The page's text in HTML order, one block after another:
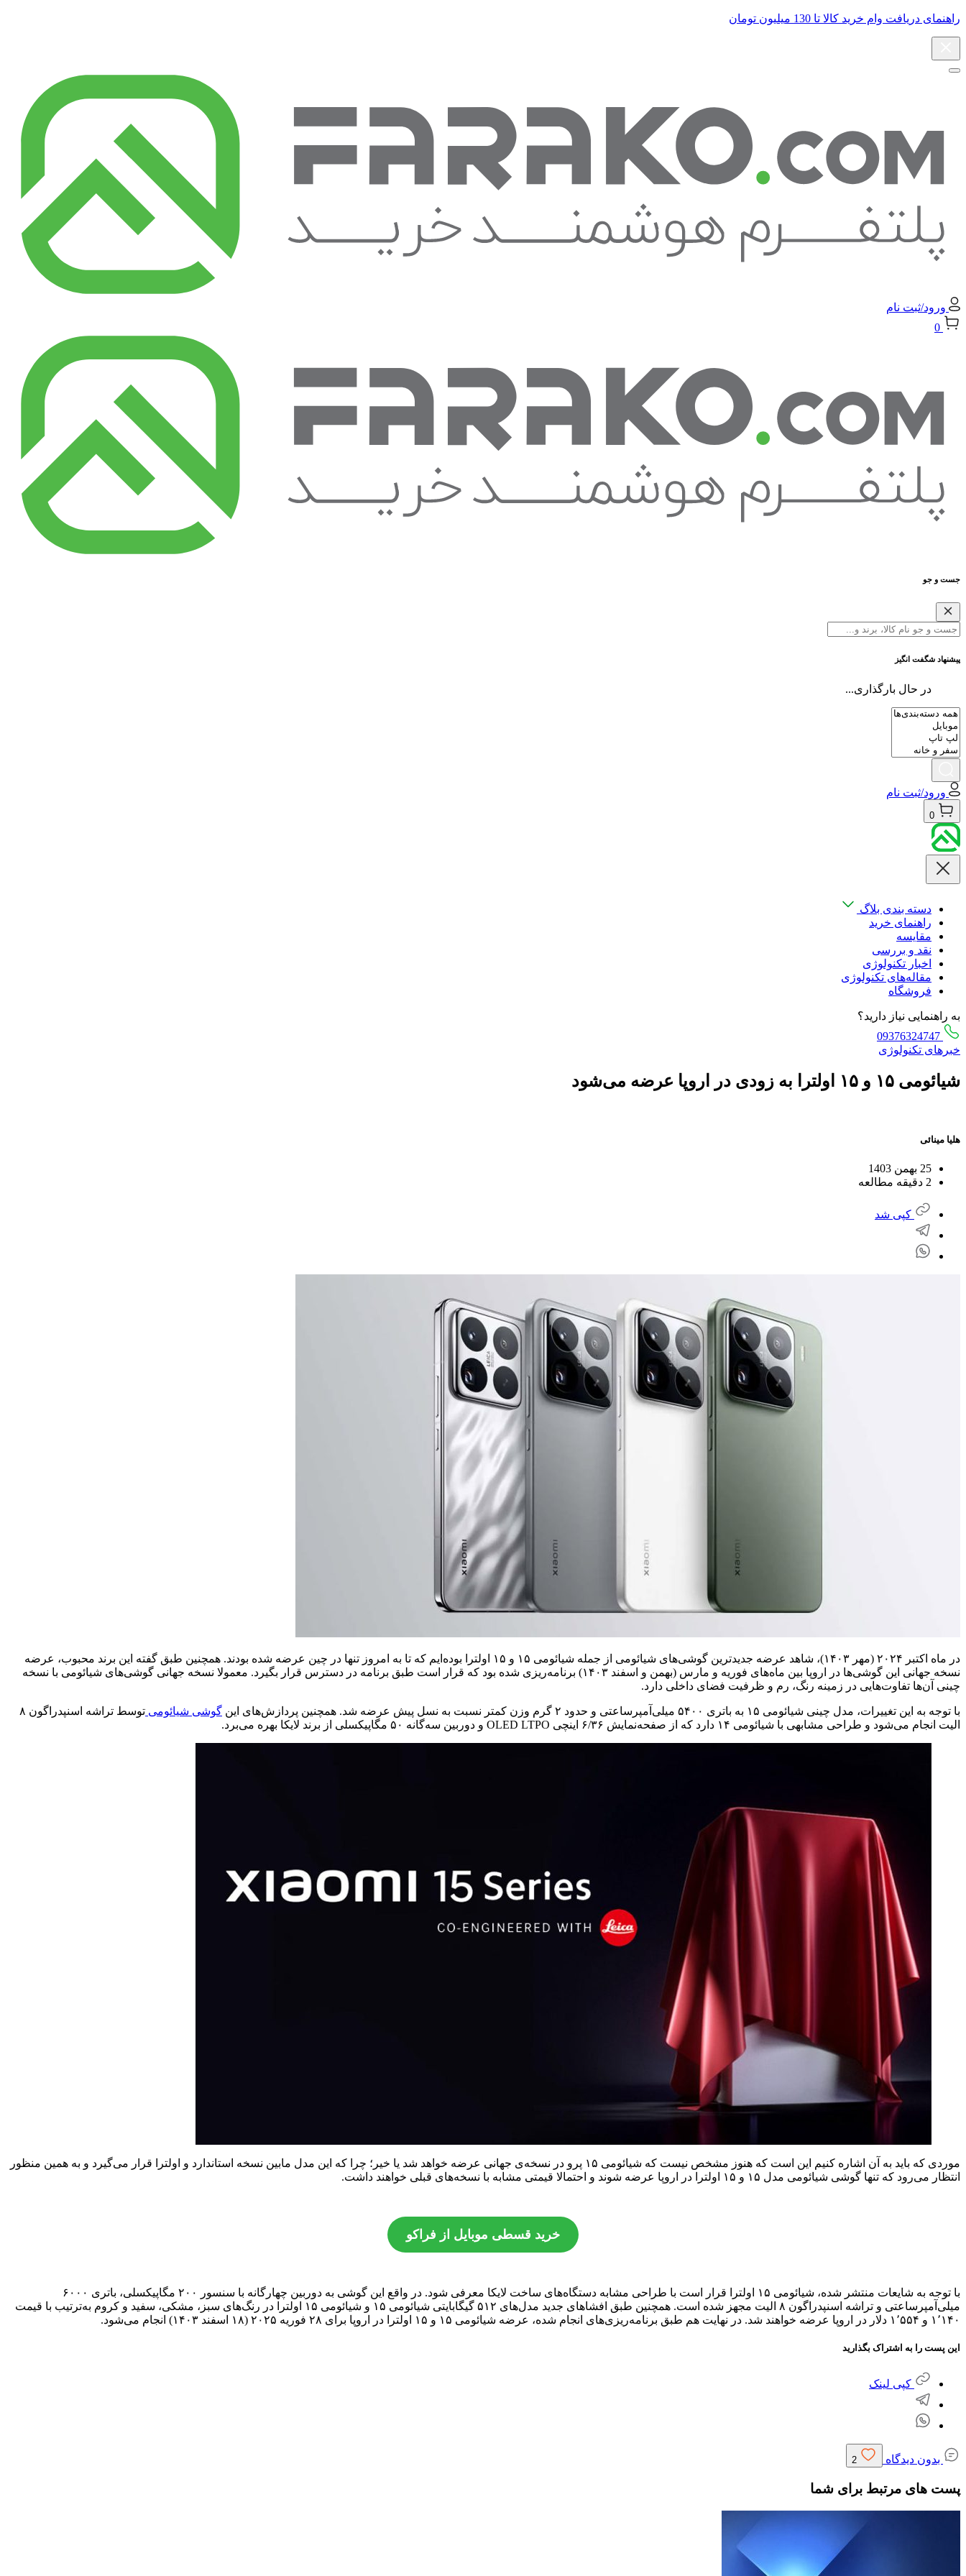
راهنمای دریافت وام خرید کالا تا 130 میلیون تومان
ورود/ثبت نام
0
جست و جو
پیشنهاد شگفت انگیز
در حال بارگذاری...
ورود/ثبت نام
0
دسته بندی بلاگ
راهنمای خرید
مقایسه
نقد و بررسی
اخبار تکنولوژی
مقاله‌های تکنولوژی
فروشگاه
به راهنمایی نیاز دارید؟
خبرهای تکنولوژی
شیائومی ۱۵ و ۱۵ اولترا به ‌زودی در اروپا عرضه می‌شود
هلیا مینائی
25 بهمن 1403
2 دقیقه مطالعه
کپی شد
در ماه اکتبر ۲۰۲۴ (مهر ۱۴۰۳)، شاهد عرضه جدیدترین گوشی‌های شیائومی از جمله شیائومی ۱۵ و ۱۵ اولترا بوده‌ایم که تا به امروز تنها در چین عرضه شده بودند. همچنین طبق گفته این برند محبوب، عرضه
نسخه جهانی این گوشی‌ها در اروپا بین ماه‌های فوریه و مارس (بهمن و اسفند ۱۴۰۳) برنامه‌ریزی شده بود که قرار است طبق برنامه در دسترس قرار بگیرد. معمولا نسخه جهانی گوشی‌های شیائومی با نسخه
چینی آن‌ها تفاوت‌هایی در زمینه رنگ، رم و ظرفیت فضای داخلی دارد.
با توجه به این تغییرات، مدل چینی شیائومی ۱۵ به باتری ۵۴۰۰ میلی‌آمپرساعتی و حدود ۲ گرم وزن کمتر نسبت به نسل پیش عرضه شد. همچنین پردازش‌های این گوشی شیائومی
توسط تراشه اسنپدراگون ۸
الیت انجام می‌شود و طراحی مشابهی با شیائومی ۱۴ دارد که از صفحه‌نمایش ۶/۳۶ اینچی OLED LTPO و دوربین سه‌گانه ۵۰ مگاپیکسلی از برند لایکا بهره می‌برد.
موردی که باید به آن اشاره کنیم این است که هنوز مشخص نیست که شیائومی ۱۵ پرو در نسخه‌ی جهانی عرضه خواهد شد یا خیر؛ چرا که این مدل مابین نسخه استاندارد و اولترا قرار می‌گیرد و به همین منظور
انتظار می‌رود که تنها گوشی شیائومی مدل ۱۵ و ۱۵ اولترا در اروپا عرضه شوند و احتمالا قیمتی مشابه با نسخه‌های قبلی خواهند داشت.
خرید قسطی موبایل از فراکو
با توجه به شایعات منتشر شده، شیائومی ۱۵ اولترا قرار است با طراحی مشابه دستگاه‌‌های ساخت لایکا معرفی شود. در واقع این گوشی به دوربین چهارگانه با سنسور ۲۰۰ مگاپیکسلی، باتری ۶۰۰۰
میلی‌آمپرساعتی و تراشه‌ اسنپدراگون ۸ الیت مجهز شده است. همچنین طبق افشاهای جدید مدل‌های ۵۱۲ گیگابایتی شیائومی ۱۵ و شیائومی ۱۵ اولترا در رنگ‌های سبز، مشکی، سفید و کروم به‌ترتیب با قیمت
۱٬۱۴۰ و ۱٬۵۵۴ دلار در اروپا عرضه خواهند شد. در نهایت هم طبق برنامه‌ریزی‌های انجام شده، عرضه‌ شیائومی ۱۵ و ۱۵ اولترا در اروپا برای ۲۸ فوریه ۲۰۲۵ (۱۸ اسفند ۱۴۰۳) انجام می‌شود.
این پست را به اشتراک بگذارید
کپی لینک
بدون دیدگاه 2
پست های مرتبط برای شما